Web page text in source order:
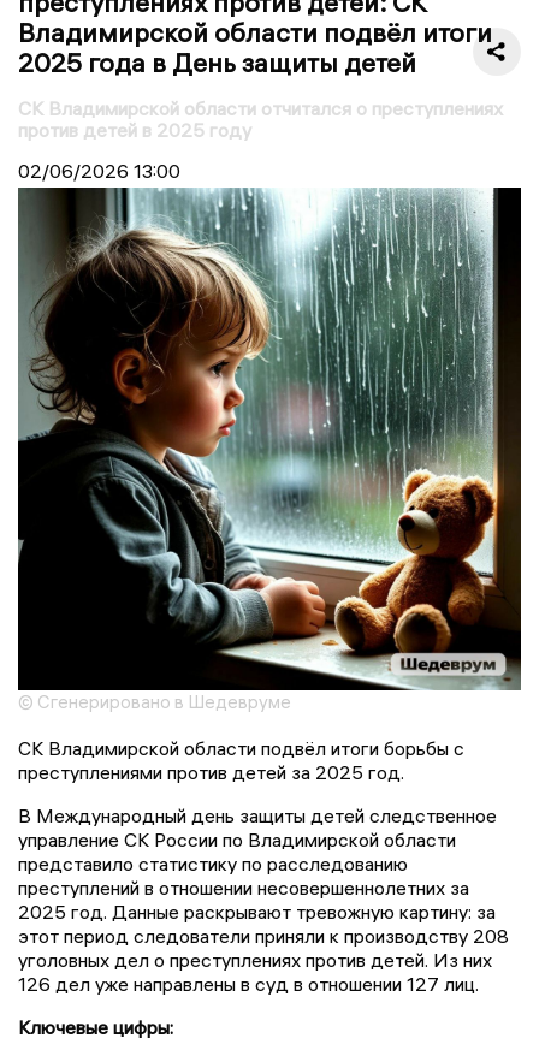
Владимирской области подвёл итоги
2025 года в День защиты детей
СК Владимирской области отчитался о преступлениях
против детей в 2025 году
02/06/2026 13:00
© Сгенерировано в Шедевруме
СК Владимирской области подвёл итоги борьбы с
преступлениями против детей за 2025 год.
В Международный день защиты детей следственное
управление СК России по Владимирской области
представило статистику по расследованию
преступлений в отношении несовершеннолетних за
2025 год. Данные раскрывают тревожную картину: за
этот период следователи приняли к производству 208
уголовных дел о преступлениях против детей. Из них
126 дел уже направлены в суд в отношении 127 лиц.
Ключевые цифры: